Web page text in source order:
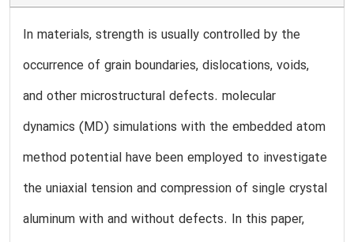
In materials, strength is usually controlled by the
occurrence of grain boundaries, dislocations, voids,
and other microstructural defects. molecular
dynamics (MD) simulations with the embedded atom
method potential have been employed to investigate
the uniaxial tension and compression of single crystal
aluminum with and without defects. In this paper,